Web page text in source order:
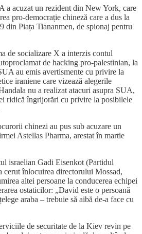
a acuzat un rezident din New York, care
pro-democrație chineză care a dus la
din Piața Tiananmen, de spionaj pentru
de socializare X a interzis contul
de hacking pro-palestinian, la
au emis avertismente cu privire la
iraniene care vizează alegerile
nu a realizat atacuri asupra SUA,
ridică îngrijorări cu privire la posibilele
chinezi au pus sub acuzare un
Astellas Pharma, arestat în martie
israelian Gadi Eisenkot (Partidul
cerut înlocuirea directorului Mossad,
altei persoane la conducerea echipei
ostaticilor: „David este o persoană
araba – trebuie să aibă de-a face cu
de securitate de la Kiev revin pe